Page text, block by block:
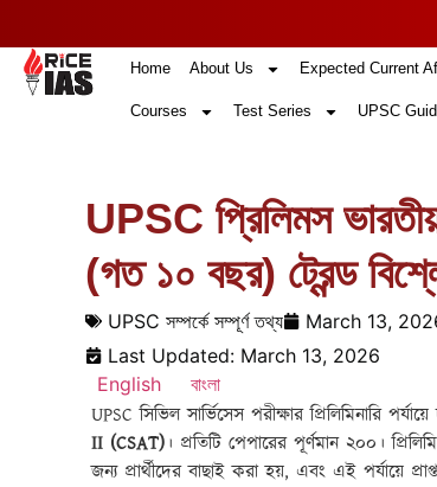
Home About Us Expected Current
Courses Test Series UPSC
UPSC প্রিলিমস
(গত ১০ বছর) ট্রেন্ড
UPSC সম্পর্কে সম্পূর্ণ তথ্য March 13,
Last Updated: March 13, 2026
English
বাংলা
UPSC সিভিল সার্ভিসেস পরীক্ষার প্রিলিমিনারি
II (CSAT)। প্রতিটি পেপারের পূর্ণমান ২০০।
জন্য প্রার্থীদের বাছাই করা হয়, এবং এই পর্যায়ে